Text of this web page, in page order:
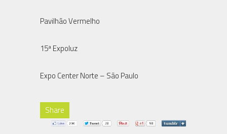
Pavilhão Vermelho
15ª Expoluz
Expo Center Norte – São Paulo
Share